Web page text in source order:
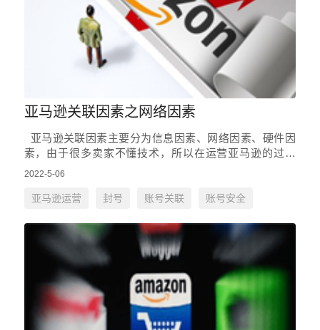
亚马逊关联因素之网络因素
亚马逊关联因素主要分为信息因素、网络因素、硬件因
素，由于很多卖家不懂技术，所以在运营亚马逊的过程
中，网络因素很容易成为安全盲区，为店铺安全带来隐
2022-5-06
亚马逊运营 封号 账号关联 账号安全